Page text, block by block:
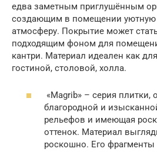
едва заметным приглушённым
создающим в помещении уютную
атмосферу. Покрытие может
подходящим фоном для
кантри. Материал идеален как
гостиной, столовой, холла.
«Magrib» – серия плитки,
благородной и
рельефов и имеющая
оттенок. Материал
роскошно. Его